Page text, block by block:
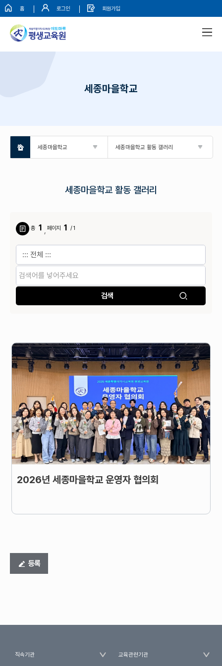
홈 로그인 회원가입
세종마을학교
세종마을학교 세종마을학교 활동 갤러리
세종마을학교 활동 갤러리
총 1 ,페이지 1 / 1
2026년 세종마을학교 운영자 협의회
등록